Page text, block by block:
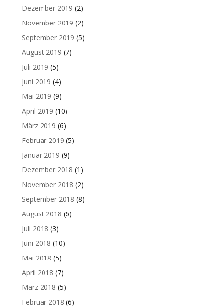
Dezember 2019 (2)
November 2019 (2)
September 2019 (5)
August 2019 (7)
Juli 2019 (5)
Juni 2019 (4)
Mai 2019 (9)
April 2019 (10)
März 2019 (6)
Februar 2019 (5)
Januar 2019 (9)
Dezember 2018 (1)
November 2018 (2)
September 2018 (8)
August 2018 (6)
Juli 2018 (3)
Juni 2018 (10)
Mai 2018 (5)
April 2018 (7)
März 2018 (5)
Februar 2018 (6)